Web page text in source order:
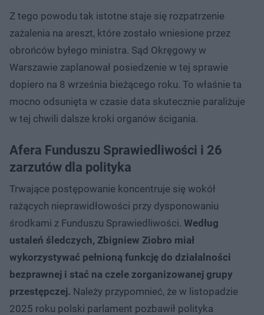
Z tego powodu tak istotne staje się rozpatrzenie
zażalenia na areszt, które zostało wniesione przez
obrońców byłego ministra. Sąd Okręgowy w
Warszawie zaplanował posiedzenie w tej sprawie
dopiero na 8 września bieżącego roku. To właśnie ta
mocno odsunięta w czasie data skutecznie paraliżuje
w tej chwili dalsze kroki organów ścigania.
Afera Funduszu Sprawiedliwości i 26
zarzutów dla polityka
Trwające postępowanie koncentruje się wokół
rażących nieprawidłowości przy dysponowaniu
środkami z Funduszu Sprawiedliwości. Według
ustaleń śledczych, Zbigniew Ziobro miał
wykorzystywać pełnioną funkcję do działalności
bezprawnej i stać na czele zorganizowanej grupy
przestępczej. Należy przypomnieć, że w listopadzie
2025 roku polski parlament pozbawił polityka